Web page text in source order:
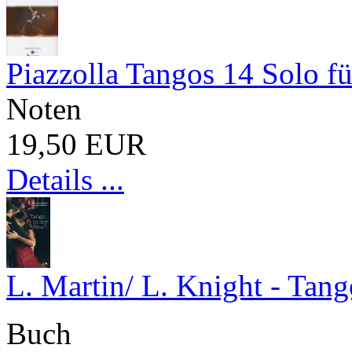
Piazzolla Tangos 14 Solo
Noten
19,50 EUR
Details ...
L. Martin/ L. Knight -
Buch